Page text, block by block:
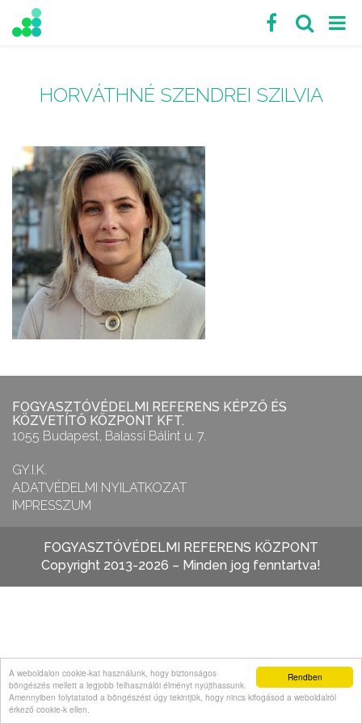
Rendben
A weboldalon cookie-kat használunk, hogy biztonságos
böngészés mellett a legjobb felhasználói élményt nyújthassunk.
Amennyiben folytatatod a böngészést úgy tekintjük, hogy nincs kifogásod a weboldalról
érkező cookie-k ellen.
HORVÁTHNÉ SZENDREI SZILVIA
FOGYASZTÓVÉDELMI REFERENS KÉPZŐ ÉS
KÖZVETÍTŐ KÖZPONT KFT.
1055 Budapest, Balassi Bálint u. 7.
GY.I.K.
ADATVÉDELMI NYILATKOZAT
IMPRESSZUM
FOGYASZTÓVÉDELMI REFERENS KÖZPONT
Copyright 2013-2026 – Minden jog fenntartva!